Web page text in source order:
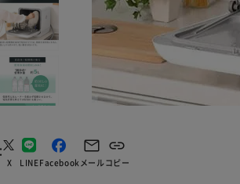
X LINEFacebookメールコピー